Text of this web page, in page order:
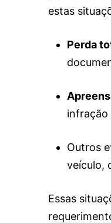
estas
Perda
infração
Outros
veículo,
Essas